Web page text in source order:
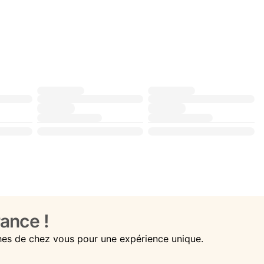
!
de chez vous pour une expérience unique.